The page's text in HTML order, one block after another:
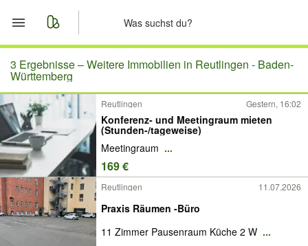
Start
Merkliste
Nachrichten
Anzeige aufgeben
3 Ergebnisse –Weitere Immobilien in Reutlingen - Baden-
Württemberg
Reutlingen Gestern, 16:02
Konferenz- und Meetingraum mieten
(Stunden-/tageweise)
Meetingraum ...
169 €
Reutlingen 11.07.2026
Praxis Räumen -Büro
11 Zimmer Pausenraum Küche 2 W ...